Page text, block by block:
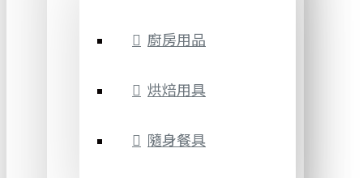
廚房用品
烘焙用具
隨身餐具